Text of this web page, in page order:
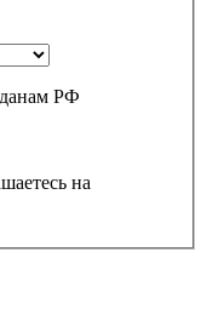
РФ
на